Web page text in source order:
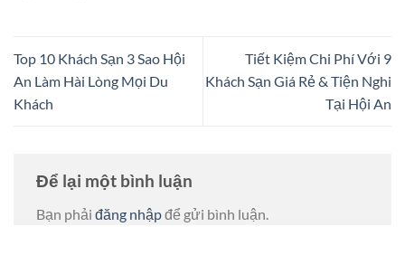
Top 10 Khách Sạn 3 Sao Hội
An Làm Hài Lòng Mọi Du
Khách
Tiết Kiệm Chi Phí Với 9
Khách Sạn Giá Rẻ & Tiện Nghi
Tại Hội An
Để lại một bình luận
Bạn phải đăng nhậpđể gửi bình luận.